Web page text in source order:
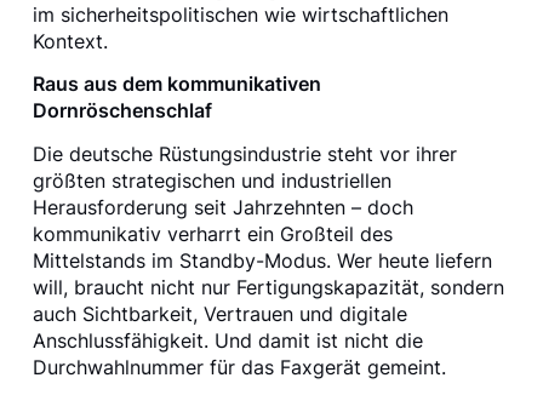
im sicherheitspolitischen wie wirtschaftlichen
Kontext.
Raus aus dem kommunikativen
Dornröschenschlaf
Die deutsche Rüstungsindustrie steht vor ihrer
größten strategischen und industriellen
Herausforderung seit Jahrzehnten – doch
kommunikativ verharrt ein Großteil des
Mittelstands im Standby-Modus. Wer heute liefern
will, braucht nicht nur Fertigungskapazität, sondern
auch Sichtbarkeit, Vertrauen und digitale
Anschlussfähigkeit. Und damit ist nicht die
Durchwahlnummer für das Faxgerät gemeint.